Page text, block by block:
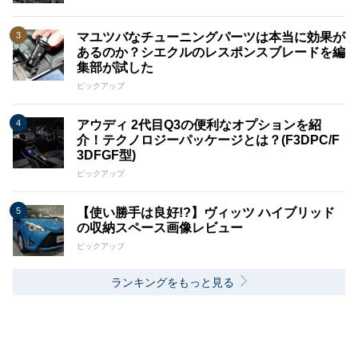
マユツバなチューニングパーツは本当に効果が
あるのか？シエクルのレスポンスブレードを編
集部が試した
ピックアップ
アウディ 2代目Q3の便利なオプションを紹
介！テクノロジーパッケージとは？(F3DPC/F
3DFGF型)
ピックアップ
【使い勝手は良好!?】ヴィッツ ハイブリッド
の収納スペース画像レビュー
ピックアップ
ランキングをもっと見る